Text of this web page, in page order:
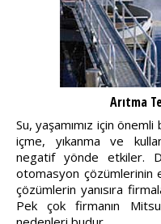
Arıtma
Su, yaşamımız için
içme, yıkanma ve
negatif yönde etkiler.
otomasyon çözümlerinin
çözümlerin yanısıra
Pek çok firmanın